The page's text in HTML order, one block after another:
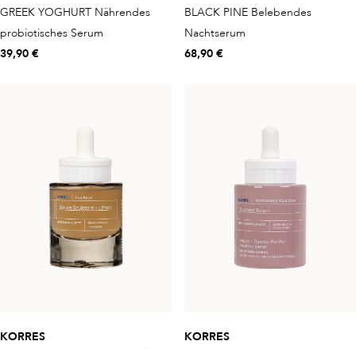
GREEK YOGHURT Nährendes
probiotisches Serum
39,90 €
BLACK PINE Belebendes
Nachtserum
68,90 €
KORRES
KORRES